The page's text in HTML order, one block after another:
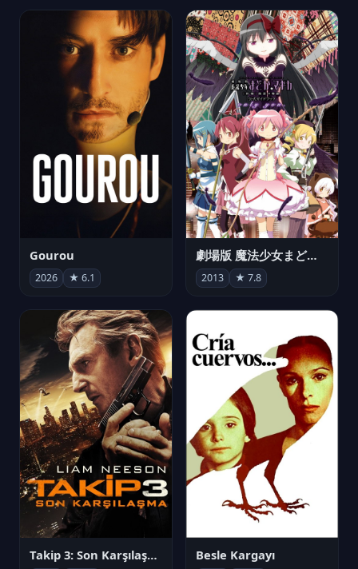
Gourou
2026 ★ 6.1
劇場版 魔法少女まどか☆マギカ[新編]叛逆の物語
2013 ★ 7.8
Takip 3: Son Karşılaşma Besle Kargayı